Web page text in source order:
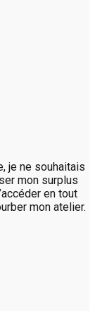
je ne souhaitais
mon surplus
en tout
mon atelier.